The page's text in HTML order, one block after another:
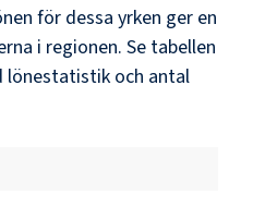
för dessa yrken ger en
i regionen. Se tabellen
lönestatistik och antal